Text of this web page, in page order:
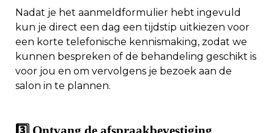
Nadat je het aanmeldformulier hebt ingevuld
kun je direct een dag een tijdstip uitkiezen voor
een korte telefonische kennismaking, zodat we
kunnen bespreken of de behandeling geschikt is
voor jou en om vervolgens je bezoek aan de
salon in te plannen.